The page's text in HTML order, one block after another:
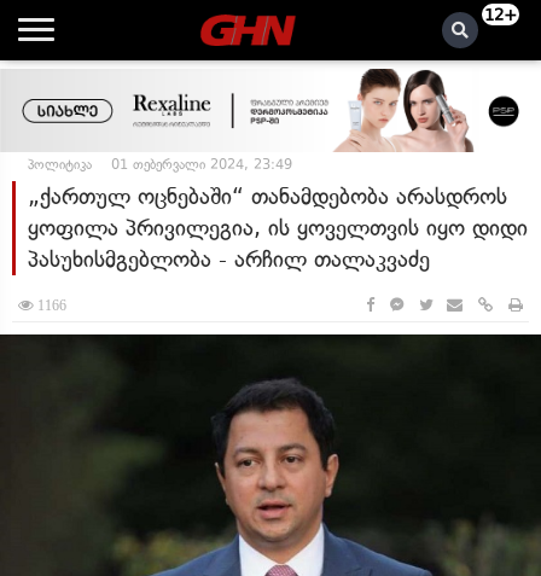
12+
პოლიტიკა 01 თებერვალი 2024, 23:49
„ქართულ ოცნებაში“ თანამდებობა არასდროს
ყოფილა პრივილეგია, ის ყოველთვის იყო დიდი
პასუხისმგებლობა - არჩილ თალაკვაძე
1166